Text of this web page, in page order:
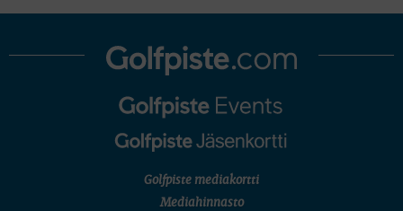
Golfpiste mediakortti
Mediahinnasto